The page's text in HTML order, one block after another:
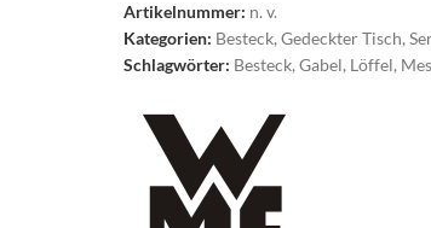
Artikelnummer: n. v.
Kategorien: Besteck, Gedeckter Tisch,
Schlagwörter: Besteck, Gabel, Löffel,